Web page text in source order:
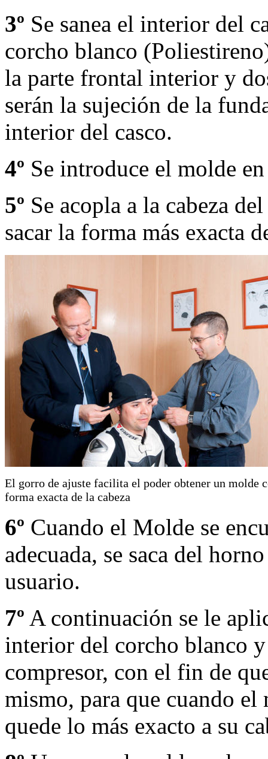
3º Se sanea el interior del
corcho blanco
la parte frontal interior y
serán la sujeción de la
interior del casco.
4º Se introduce el molde
5º Se acopla a la cabeza
sacar la forma más exacta
El gorro de ajuste facilita el poder obtener un molde
forma exacta de la cabeza
6º Cuando el Molde se
adecuada, se saca del
usuario.
7º A continuación se le
interior del corcho blanco
compresor, con el fin de
mismo, para que cuando
quede lo más exacto a su